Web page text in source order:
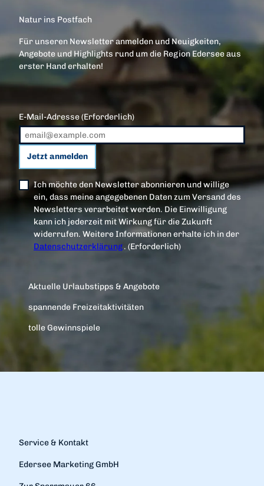
Natur ins Postfach
Für unseren Newsletter anmelden und Neuigkeiten,
Angebote und Highlights rund um die Region Edersee aus
erster Hand erhalten!
E-Mail-Adresse(Erforderlich)
Jetzt anmelden
Ich möchte den Newsletter abonnieren und willige
ein, dass meine angegebenen Daten zum Versand des
Newsletters verarbeitet werden. Die Einwilligung
kann ich jederzeit mit Wirkung für die Zukunft
widerrufen. Weitere Informationen erhalte ich in der
Datenschutzerklärung.(Erforderlich)
Aktuelle Urlaubstipps & Angebote
spannende Freizeitaktivitäten
tolle Gewinnspiele
Service & Kontakt
Edersee Marketing GmbH